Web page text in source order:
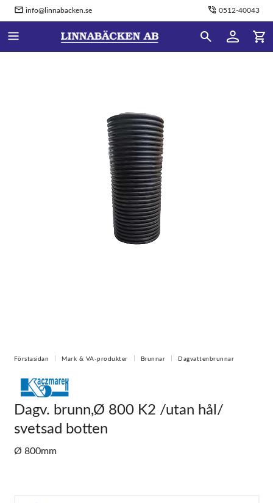
info@linnabacken.se 0512-40043
Förstasidan Mark & VA-produkter Brunnar Dagvattenbrunnar
Dagv. brunn,Ø 800 K2 /utan hål/
svetsad botten
Ø 800mm